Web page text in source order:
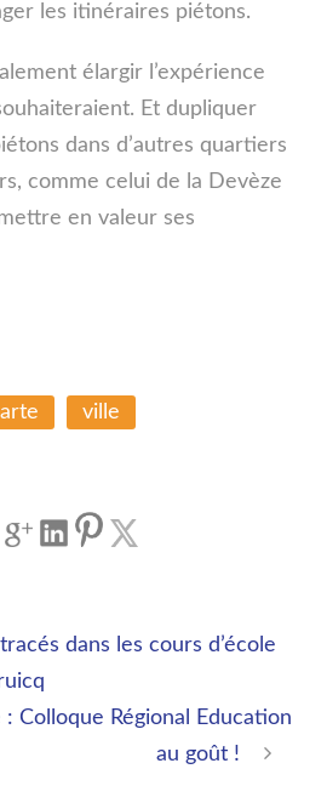
les itinéraires piétons.
élargir l’expérience
Et dupliquer
dans d’autres quartiers
comme celui de la Devèze
en valeur ses
ville
dans les cours d’école
Colloque Régional Education
au goût !